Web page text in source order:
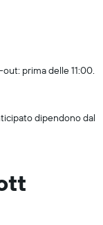
prima delle 11:00.
dipendono dal